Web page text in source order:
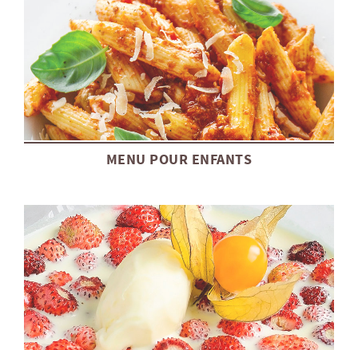
MENU POUR ENFANTS